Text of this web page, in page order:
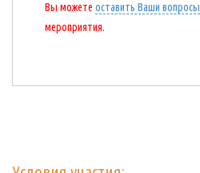
Вы можете оставить Ваши вопросы
мероприятия.